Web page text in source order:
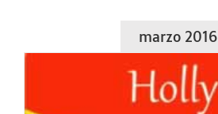
marzo 2016